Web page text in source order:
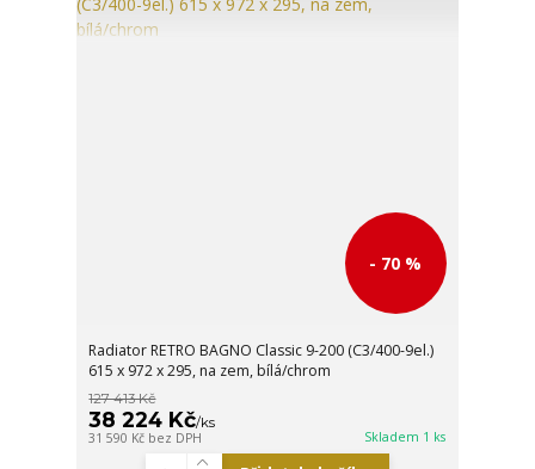
- 70 %
Radiator RETRO BAGNO Classic 9-200 (C3/400-9el.)
615 x 972 x 295, na zem, bílá/chrom
127 413 Kč
38 224 Kč/ks
31 590 Kč bez DPH Skladem 1 ks